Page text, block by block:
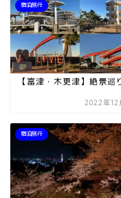
宿泊旅行
【富津・木更津】絶景巡
2022年12
宿泊旅行